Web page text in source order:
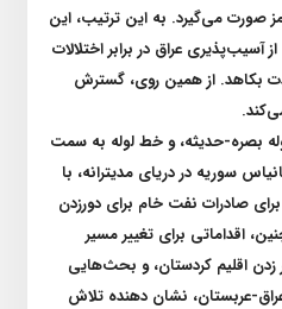
صورت می‌گیرد. به این ترتیب، این
آسیب‌پذیری عراق در برابر اختلالات
بکاهد. از همین روی، گسترش
.
بصره-حدیثه، و خط لوله به سمت
سوریه در دریای مدیترانه، با
صادرات نفت خام برای دورزدن
اقداماتی برای تغییر مسیر
اقلیم کردستان، و بحث‌هایی
عربستان، نشان دهنده تلاش